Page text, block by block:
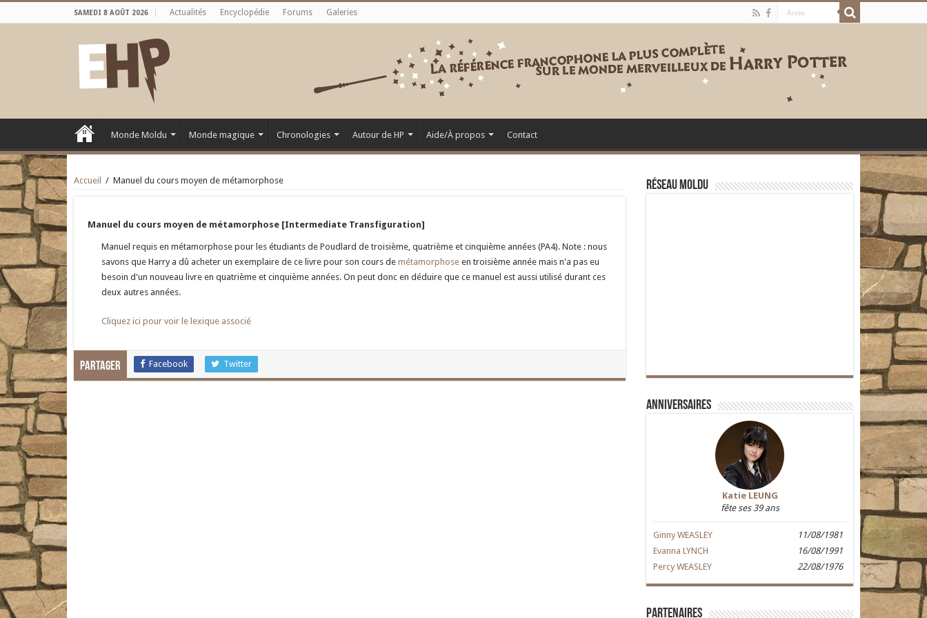
SAMEDI 8 AOÛT 2026 Actualités Encyclopédie Forums Galeries
Monde Moldu Monde magique Chronologies Autour de HP Aide/À propos Contact
Accueil / Manuel du cours moyen de métamorphose
Manuel du cours moyen de métamorphose [Intermediate Transfiguration]
Manuel requis en métamorphose pour les étudiants de Poudlard de troisième, quatrième et cinquième années (PA4). Note : nous
savons que Harry a dû acheter un exemplaire de ce livre pour son cours de métamorphose en troisième année mais n'a pas eu
besoin d'un nouveau livre en quatrième et cinquième années. On peut donc en déduire que ce manuel est aussi utilisé durant ces
deux autres années.
Cliquez ici pour voir le lexique associé
Partager Facebook Twitter
Réseau moldu
Anniversaires
Katie LEUNG
fête ses 39 ans
Ginny WEASLEY
11/08/1981
Evanna LYNCH
16/08/1991
Percy WEASLEY
22/08/1976
Partenaires